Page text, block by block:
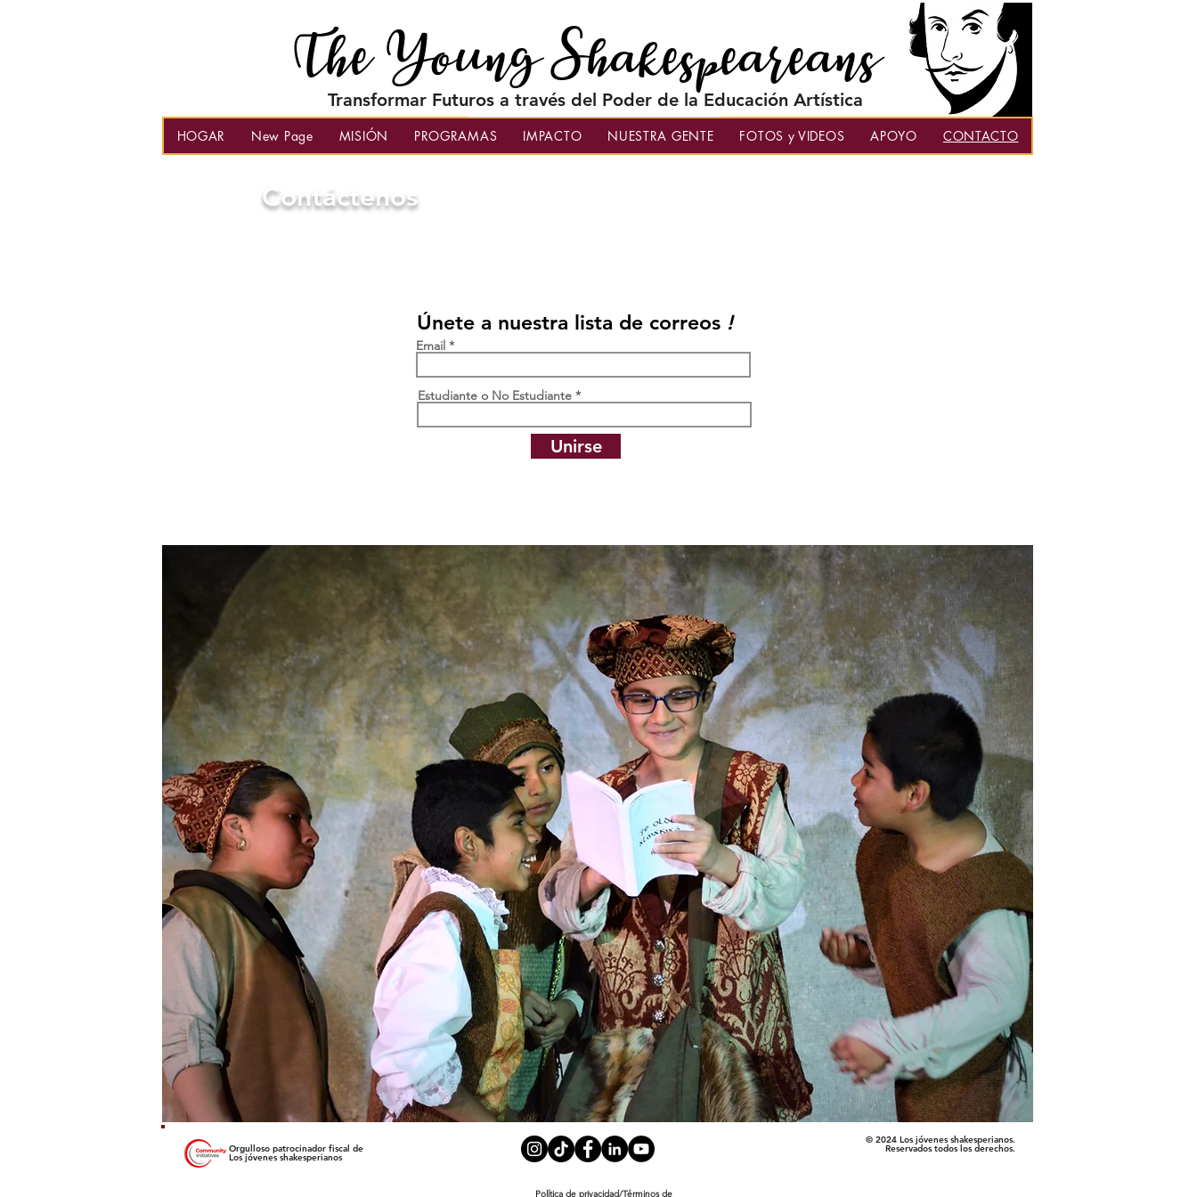
The Young Shakespeareans
Transformar Futuros a través del Poder de la Educación Artística
HOGAR New Page MISIÓN PROGRAMAS IMPACTO NUESTRA GENTE FOTOS y VIDEOS APOYO CONTACTO
Contáctenos
Únete a nuestra lista de correos !
Email
Estudiante o No Estudiante
Unirse
Orgulloso patrocinador fiscal de
Los jóvenes shakesperianos
© 2024 Los jóvenes shakesperianos.
Reservados todos los derechos.
Política de privacidad/Términos de